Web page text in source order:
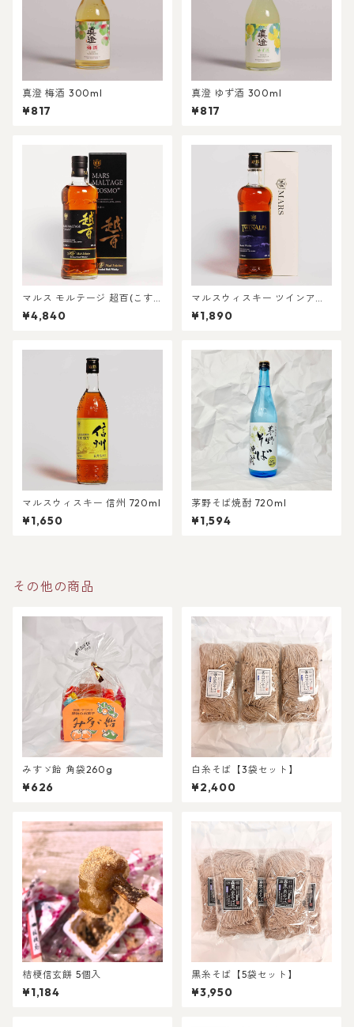
真澄 梅酒 300ml
¥817
真澄 ゆず酒 300ml
¥817
マルス モルテージ 超百(こす
も) 700ml
¥4,840
マルスウィスキー ツインアル
プス 750ml
¥1,890
マルスウィスキー 信州 720ml
¥1,650
茅野そば焼酎 720ml
¥1,594
その他の商品
みすゞ飴 角袋260g
¥626
白糸そば【3袋セット】
¥2,400
桔梗信玄餅 5個入
¥1,184
黒糸そば【5袋セット】
¥3,950